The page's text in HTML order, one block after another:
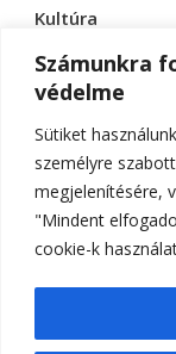
Számunkra
védelme
Sütiket
személyre
megjelenítésére,
"Mindent
cookie-k
Kultúra
Sport
Tudomány
© Szerzői
fenntartva.